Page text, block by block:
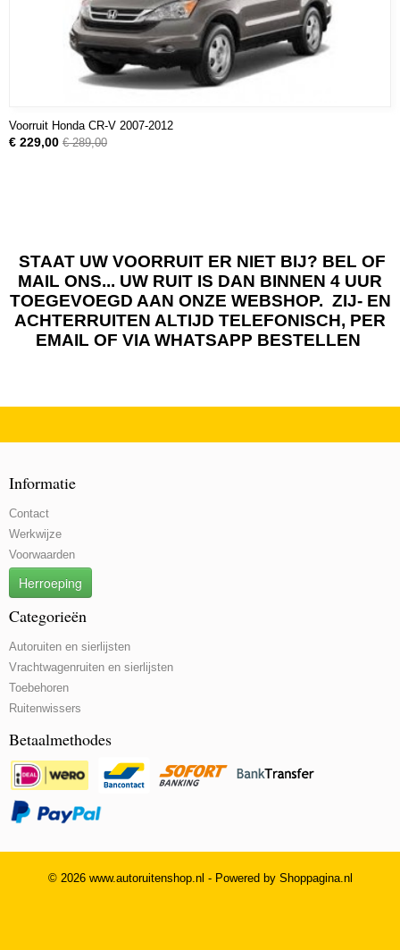
Voorruit Honda CR-V 2007-2012
€ 229,00 € 289,00
STAAT UW VOORRUIT ER NIET BIJ? BEL OF
MAIL ONS... UW RUIT IS DAN BINNEN 4 UUR
TOEGEVOEGD AAN ONZE WEBSHOP. ZIJ- EN
ACHTERRUITEN ALTIJD TELEFONISCH, PER
EMAIL OF VIA WHATSAPP BESTELLEN
Informatie
Contact
Werkwijze
Voorwaarden
Herroeping
Categorieën
Autoruiten en sierlijsten
Vrachtwagenruiten en sierlijsten
Toebehoren
Ruitenwissers
Betaalmethodes
© 2026 www.autoruitenshop.nl - Powered by Shoppagina.nl